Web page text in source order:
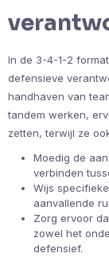
In de 3-4-1-2
defensieve
handhaven van
tandem werken,
zetten, terwijl ze
Moedig de
verbinden
Wijs
aanvallende
Zorg ervoor
zowel het
defensief.